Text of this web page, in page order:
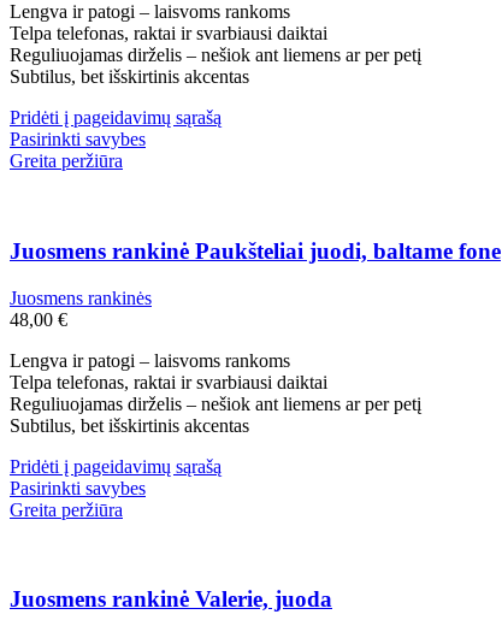
Lengva ir patogi – laisvoms rankoms
Telpa telefonas, raktai ir svarbiausi daiktai
Reguliuojamas dirželis – nešiok ant liemens ar per petį
Subtilus, bet išskirtinis akcentas
Pridėti į pageidavimų sąrašą
Pasirinkti savybes
Greita peržiūra
Juosmens rankinė Paukšteliai juodi, baltame fone
Juosmens rankinės
48,00 €
Lengva ir patogi – laisvoms rankoms
Telpa telefonas, raktai ir svarbiausi daiktai
Reguliuojamas dirželis – nešiok ant liemens ar per petį
Subtilus, bet išskirtinis akcentas
Pridėti į pageidavimų sąrašą
Pasirinkti savybes
Greita peržiūra
Juosmens rankinė Valerie, juoda